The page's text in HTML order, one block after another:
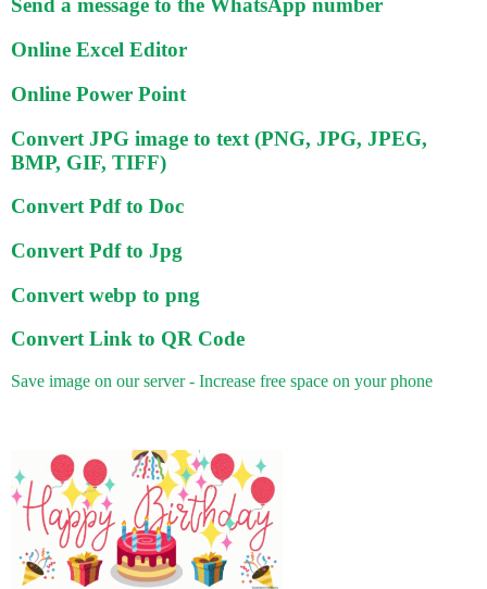
Send a message to the WhatsApp number
Online Excel Editor
Online Power Point
Convert JPG image to text (PNG, JPG, JPEG,
BMP, GIF, TIFF)
Convert Pdf to Doc
Convert Pdf to Jpg
Convert webp to png
Convert Link to QR Code
Save image on our server - Increase free space on your phone